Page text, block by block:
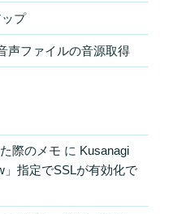
プ
声ファイルの音源取得
際のメモ に Kusanagi
」指定でSSLが有効化で